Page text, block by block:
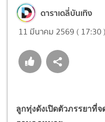
ดาราเดลี่บันเทิง
11 มีนาคม 2569 ( 17:30 )
ลูกทุ่งดังเปิดตัวภรรยาที่